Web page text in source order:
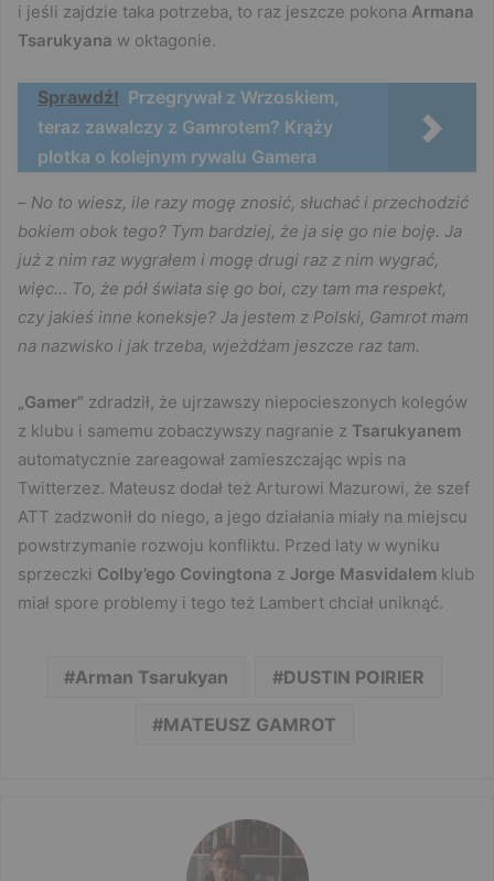
i jeśli zajdzie taka potrzeba, to raz jeszcze pokona Armana
Tsarukyana w oktagonie.
Sprawdź! Przegrywał z Wrzoskiem,
teraz zawalczy z Gamrotem? Krąży
plotka o kolejnym rywalu Gamera
– No to wiesz, ile razy mogę znosić, słuchać i przechodzić
bokiem obok tego? Tym bardziej, że ja się go nie boję. Ja
już z nim raz wygrałem i mogę drugi raz z nim wygrać,
więc… To, że pół świata się go boi, czy tam ma respekt,
czy jakieś inne koneksje? Ja jestem z Polski, Gamrot mam
na nazwisko i jak trzeba, wjeżdżam jeszcze raz tam.
„Gamer” zdradził, że ujrzawszy niepocieszonych kolegów
z klubu i samemu zobaczywszy nagranie z Tsarukyanem
automatycznie zareagował zamieszczając wpis na
Twitterzez. Mateusz dodał też Arturowi Mazurowi, że szef
ATT zadzwonił do niego, a jego działania miały na miejscu
powstrzymanie rozwoju konfliktu. Przed laty w wyniku
sprzeczki Colby’ego Covingtona z Jorge Masvidalem klub
miał spore problemy i tego też Lambert chciał uniknąć.
Arman Tsarukyan DUSTIN POIRIER
MATEUSZ GAMROT